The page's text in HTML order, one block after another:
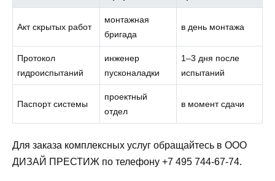
Акт скрытых работ
монтажная
бригада
в день монтажа
Протокол
гидроиспытаний
инженер
пусконаладки
1–3 дня после
испытаний
Паспорт системы
проектный
отдел
в момент сдачи
Для заказа комплексных услуг обращайтесь в ООО
ДИЗАЙ ПРЕСТИЖ по телефону +7 495 744-67-74.